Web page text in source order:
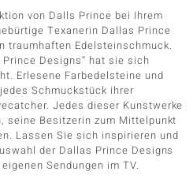
von Dalls Prince bei Ihrem
Texanerin Dallas Prince
traumhaften Edelsteinschmuck.
Designs“ hat sie sich
Erlesene Farbedelsteine und
Schmuckstück ihrer
Jedes dieser Kunstwerke
seine Besitzerin zum Mittelpunkt
Lassen Sie sich inspirieren und
der Dallas Prince Designs
Sendungen im TV.